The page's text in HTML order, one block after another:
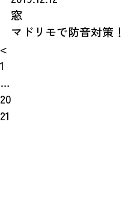
窓
マドリモで防音対策！
<
1
…
20
21